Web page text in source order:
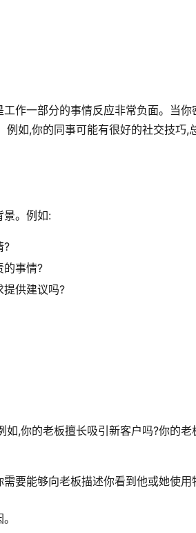
作一部分的事情反应非常负面。当你
如,你的同事可能有很好的社交技巧,
景。例如:
?
的事情?
提供建议吗?
,你的老板擅长吸引新客户吗?你的老
要能够向老板描述你看到他或她使用